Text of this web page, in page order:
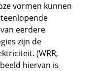
vormen kunnen
eerdere
zijn de
(WRR,
hiervan is